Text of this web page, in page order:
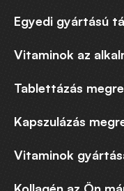
Egyedi gyártású
Vitaminok az
Tablettázás
Kapszulázás
Vitaminok